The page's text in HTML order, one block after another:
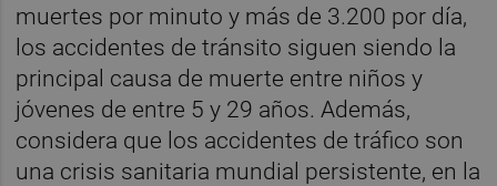
muertes por minuto y más de 3.200 por día,
los accidentes de tránsito siguen siendo la
principal causa de muerte entre niños y
jóvenes de entre 5 y 29 años. Además,
considera que los accidentes de tráfico son
una crisis sanitaria mundial persistente, en la